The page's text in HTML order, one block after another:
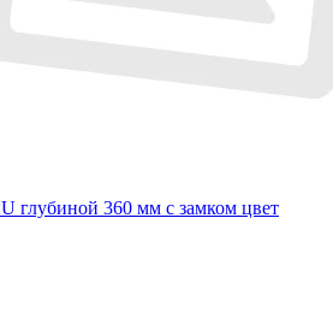
глубиной 360 мм с замком цвет